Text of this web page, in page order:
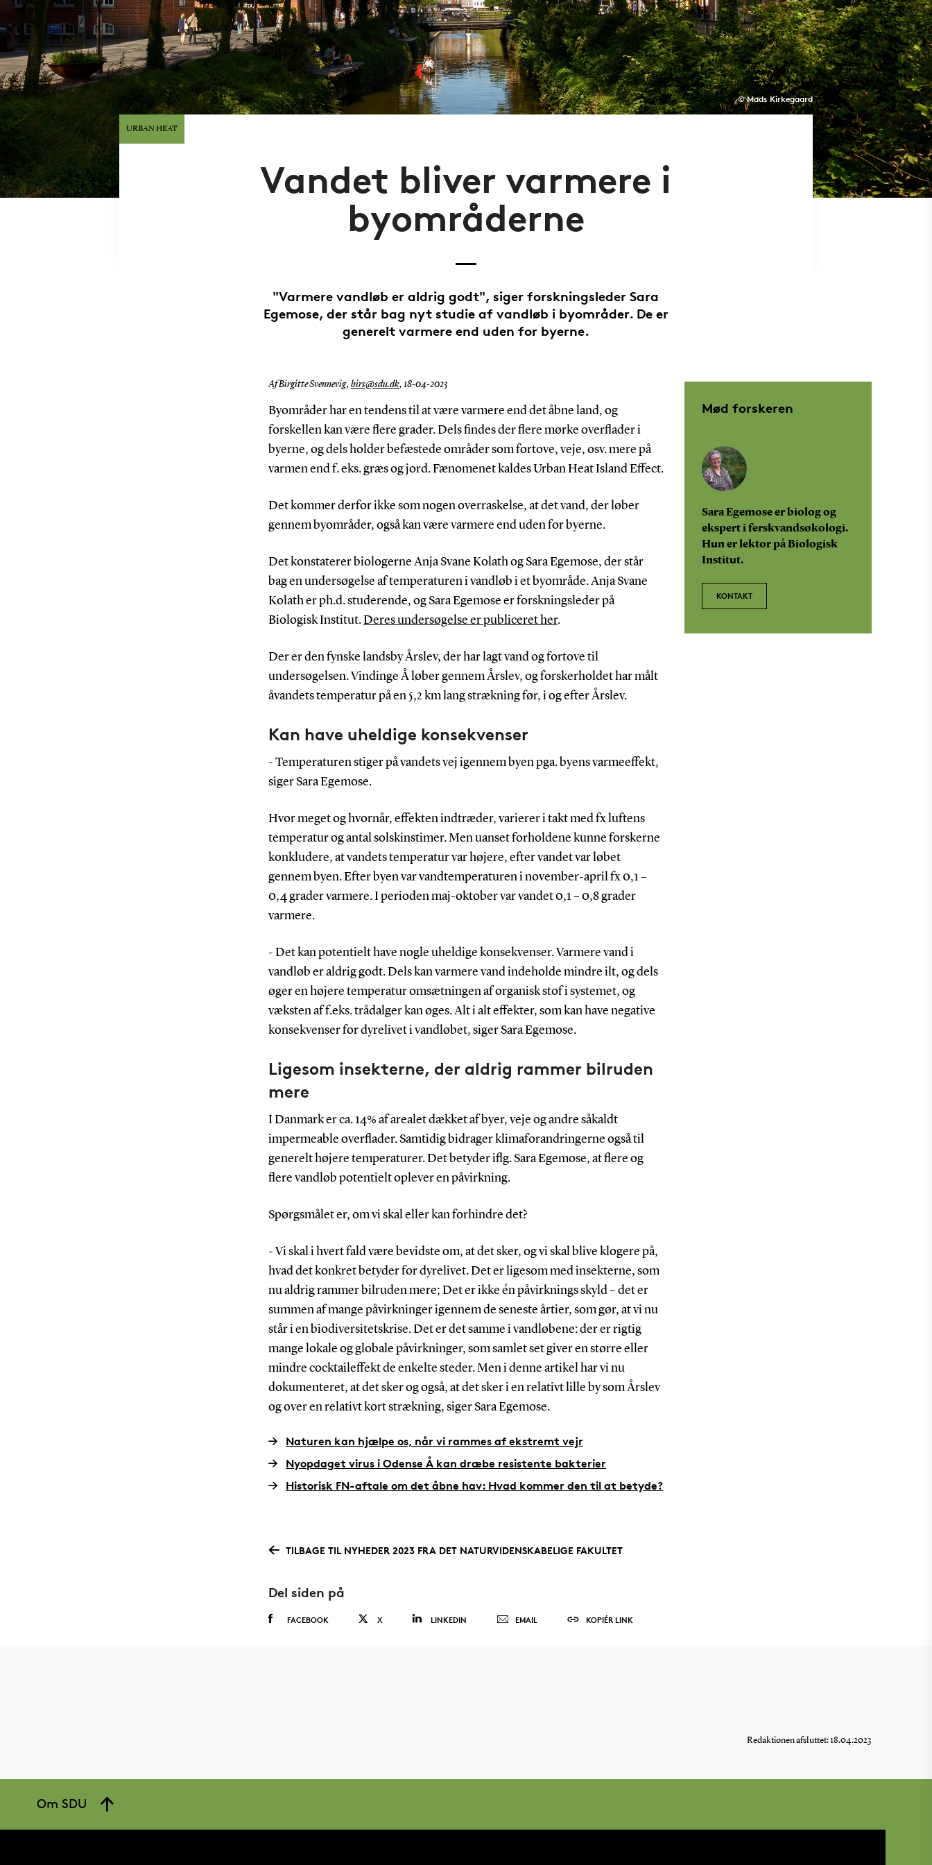
URBAN HEAT
© Mads Kirkegaard
Vandet bliver varmere i
byområderne
"Varmere vandløb er aldrig godt", siger forskningsleder Sara
Egemose, der står bag nyt studie af vandløb i byområder. De er
generelt varmere end uden for byerne.
Af Birgitte Svennevig, birs@sdu.dk, 18-04-2023
Byområder har en tendens til at være varmere end det åbne land, og
forskellen kan være flere grader. Dels findes der flere mørke overflader i
byerne, og dels holder befæstede områder som fortove, veje, osv. mere på
varmen end f. eks. græs og jord. Fænomenet kaldes Urban Heat Island Effect.
Det kommer derfor ikke som nogen overraskelse, at det vand, der løber
gennem byområder, også kan være varmere end uden for byerne.
Det konstaterer biologerne Anja Svane Kolath og Sara Egemose, der står
bag en undersøgelse af temperaturen i vandløb i et byområde. Anja Svane
Kolath er ph.d. studerende, og Sara Egemose er forskningsleder på
Biologisk Institut.Deres undersøgelse er publiceret her.
Der er den fynske landsby Årslev, der har lagt vand og fortove til
undersøgelsen. Vindinge Å løber gennem Årslev, og forskerholdet har målt
åvandets temperatur på en 5,2 km lang strækning før, i og efter Årslev.
Kan have uheldige konsekvenser
- Temperaturen stiger på vandets vej igennem byen pga. byens varmeeffekt,
siger Sara Egemose.
Hvor meget og hvornår, effekten indtræder, varierer i takt med fx luftens
temperatur og antal solskinstimer. Men uanset forholdene kunne forskerne
konkludere, at vandets temperatur var højere, efter vandet var løbet
gennem byen. Efter byen var vandtemperaturen i november-april fx 0,1 –
0,4 grader varmere. I perioden maj-oktober var vandet 0,1 – 0,8 grader
varmere.
- Det kan potentielt have nogle uheldige konsekvenser. Varmere vand i
vandløb er aldrig godt. Dels kan varmere vand indeholde mindre ilt, og dels
øger en højere temperatur omsætningen af organisk stof i systemet, og
væksten af f.eks. trådalger kan øges. Alt i alt effekter, som kan have negative
konsekvenser for dyrelivet i vandløbet, siger Sara Egemose.
Ligesom insekterne, der aldrig rammer bilruden
mere
I Danmark er ca. 14% af arealet dækket af byer, veje og andre såkaldt
impermeable overflader. Samtidig bidrager klimaforandringerne også til
generelt højere temperaturer. Det betyder iflg. Sara Egemose, at flere og
flere vandløb potentielt oplever en påvirkning.
Spørgsmålet er, om vi skal eller kan forhindre det?
- Vi skal i hvert fald være bevidste om, at det sker, og vi skal blive klogere på,
hvad det konkret betyder for dyrelivet. Det er ligesom med insekterne, som
nu aldrig rammer bilruden mere; Det er ikke én påvirknings skyld – det er
summen af mange påvirkninger igennem de seneste årtier, som gør, at vi nu
står i en biodiversitetskrise. Det er det samme i vandløbene: der er rigtig
mange lokale og globale påvirkninger, som samlet set giver en større eller
mindre cocktaileffekt de enkelte steder. Men i denne artikel har vi nu
dokumenteret, at det sker og også, at det sker i en relativt lille by som Årslev
og over en relativt kort strækning, siger Sara Egemose.
Mød forskeren
Sara Egemose er biolog og
ekspert i ferskvandsøkologi.
Hun er lektor på Biologisk
Institut.
KONTAKT
Naturen kan hjælpe os, når vi rammes af ekstremt vejr
Nyopdaget virus i Odense Å kan dræbe resistente bakterier
Historisk FN-aftale om det åbne hav: Hvad kommer den til at betyde?
TILBAGE TIL NYHEDER 2023 FRA DET NATURVIDENSKABELIGE FAKULTET
Del siden på
FACEBOOK X LINKEDIN EMAIL KOPIÉR LINK
Redaktionen afsluttet: 18.04.2023
Om SDU